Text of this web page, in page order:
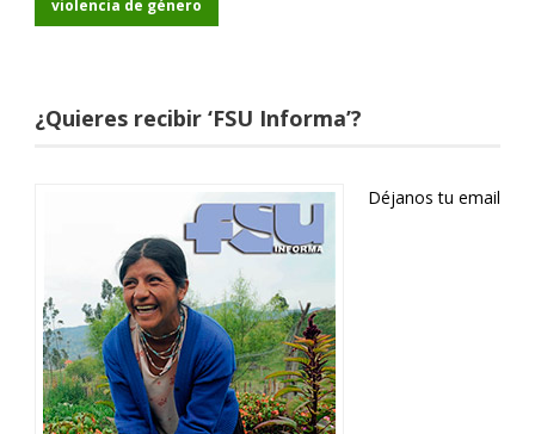
violencia de género
¿Quieres recibir ‘FSU Informa’?
Déjanos tu email